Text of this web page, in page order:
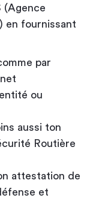
(Agence
en fournissant
par
ou
aussi ton
Routière
attestation de
et